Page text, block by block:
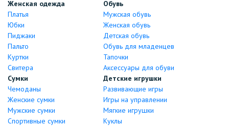
Женская одежда
Платья
Юбки
Пиджаки
Пальто
Куртки
Свитера
Обувь
Мужская обувь
Женская обувь
Детская обувь
Обувь для младенцев
Тапочки
Аксессуары для обуви
Сумки
Чемоданы
Женские сумки
Мужские сумки
Спортивные сумки
Детские игрушки
Развивающие игры
Игры на управлении
Мягкие игрушки
Куклы